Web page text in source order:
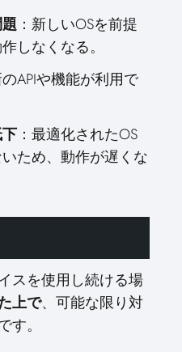
：新しいOSを前提
しなくなる。
APIや機能が利用で
：最適化されたOS
ため、動作が遅くな
スを使用し続ける場
上で、可能な限り対
。